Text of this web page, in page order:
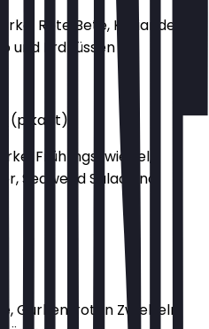
Rote Bete, Koriander,
und Erdnüssen
(pikant)
Frühlingszwiebel,
Seaweed Salad und
Gurken, roten Zwiebeln,